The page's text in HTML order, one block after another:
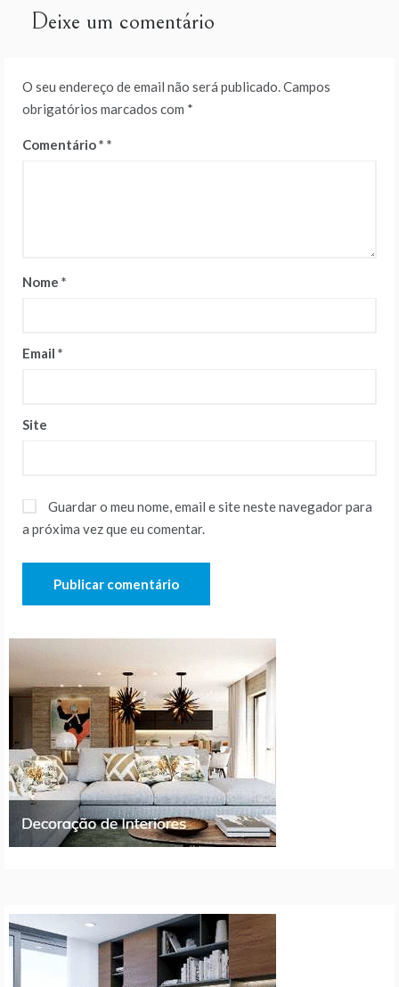
Deixe um comentário
O seu endereço de email não será publicado.Campos
obrigatórios marcados com *
Comentário*
Nome *
Email *
Site
Guardar o meu nome, email e site neste navegador para
a próxima vez que eu comentar.